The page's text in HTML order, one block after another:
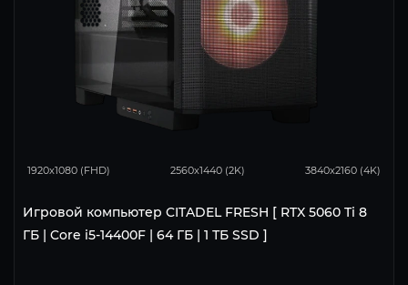
1920x1080 (FHD) 2560x1440 (2K) 3840x2160 (4K)
Игровой компьютер CITADEL FRESH [ RTX 5060 Ti 8
ГБ | Core i5-14400F | 64 ГБ | 1 ТБ SSD ]